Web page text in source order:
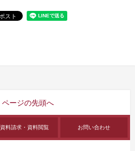
資料請求・資料閲覧 お問い合わせ